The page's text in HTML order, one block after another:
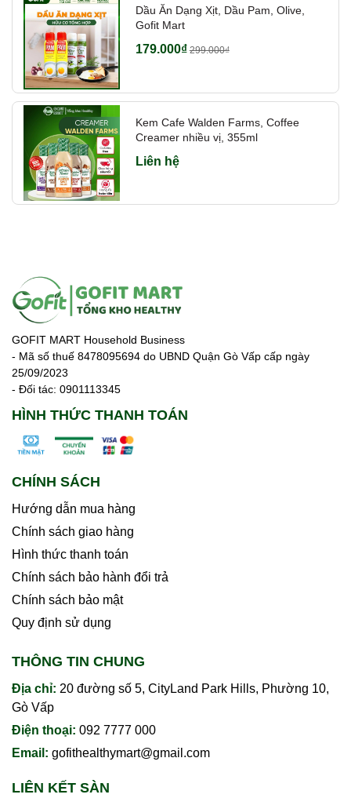
Dầu Ăn Dạng Xịt, Dầu Pam, Olive,
Gofit Mart
179.000₫ 299.000₫
Kem Cafe Walden Farms, Coffee
Creamer nhiều vị, 355ml
Liên hệ
GOFIT MART Household Business
- Mã số thuế 8478095694 do UBND Quận Gò Vấp cấp ngày
25/09/2023
- Đối tác: 0901113345
HÌNH THỨC THANH TOÁN
CHÍNH SÁCH
Hướng dẫn mua hàng
Chính sách giao hàng
Hình thức thanh toán
Chính sách bảo hành đổi trả
Chính sách bảo mật
Quy định sử dụng
THÔNG TIN CHUNG
Địa chỉ: 20 đường số 5, CityLand Park Hills, Phường 10,
Gò Vấp
Điện thoại: 092 7777 000
Email: gofithealthymart@gmail.com
LIÊN KẾT SÀN